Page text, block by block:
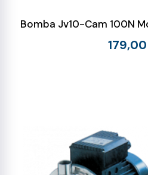
Bomba Jv10-Cam 100N